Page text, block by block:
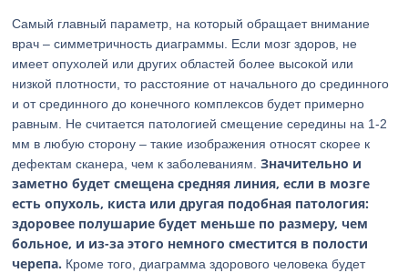
Самый главный параметр, на который обращает внимание
врач – симметричность диаграммы. Если мозг здоров, не
имеет опухолей или других областей более высокой или
низкой плотности, то расстояние от начального до срединного
и от срединного до конечного комплексов будет примерно
равным. Не считается патологией смещение середины на 1-2
мм в любую сторону – такие изображения относят скорее к
дефектам сканера, чем к заболеваниям.Значительно и
заметно будет смещена средняя линия, если в мозге
есть опухоль, киста или другая подобная патология:
здоровее полушарие будет меньше по размеру, чем
больное, и из-за этого немного сместится в полости
черепа. Кроме того, диаграмма здорового человека будет